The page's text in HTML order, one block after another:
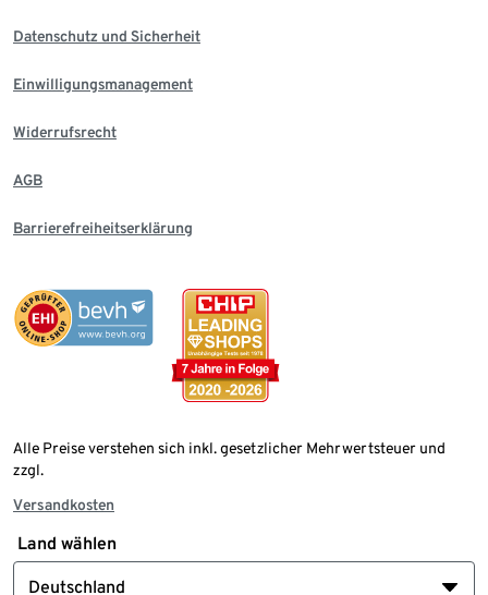
Datenschutz und Sicherheit
Einwilligungsmanagement
Widerrufsrecht
AGB
Barrierefreiheitserklärung
Alle Preise verstehen sich inkl. gesetzlicher Mehrwertsteuer und
zzgl.
Versandkosten
Land wählen
Deutschland